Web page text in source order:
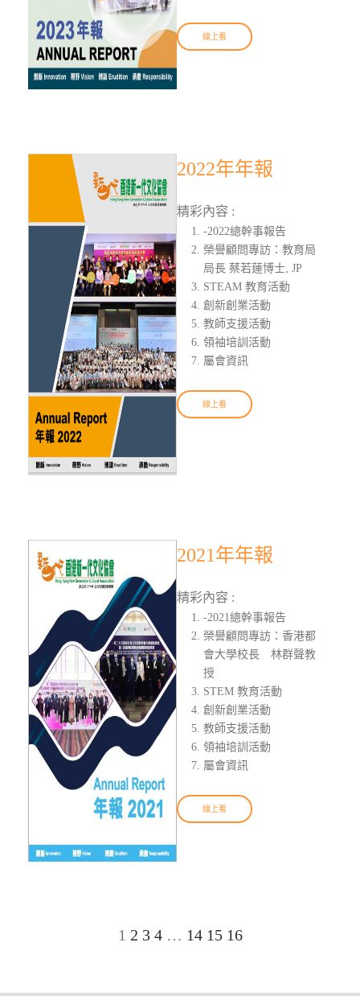
線上看
2022年年報
精彩內容 :
-2022總幹事報告
榮譽顧問專訪：教育局
局長 蔡若蓮博士, JP
STEAM 教育活動
創新創業活動
教師支援活動
領袖培訓活動
屬會資訊
線上看
2021年年報
精彩內容 :
-2021總幹事報告
榮譽顧問專訪：香港都
會大學校長 林群聲教
授
STEM 教育活動
創新創業活動
教師支援活動
領袖培訓活動
屬會資訊
線上看
1 2 3 4 … 14 15 16